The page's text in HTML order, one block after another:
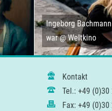
Ingeborg
war @ Weltkino
Kontakt
Tel.: +49 (0)30
Fax: +49 (0)30